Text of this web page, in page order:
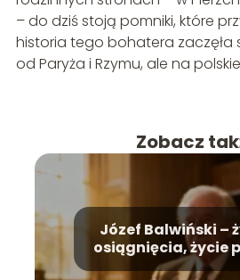
– do dziś stoją pomniki, które
historia tego bohatera zaczęła
od Paryża i Rzymu, ale na
Zobacz
Józef Balwiński –
osiągnięcia, życie